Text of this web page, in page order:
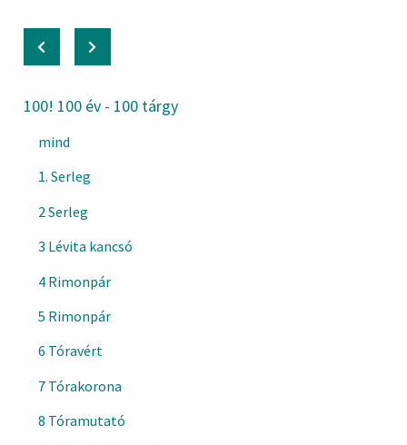
100! 100 év - 100 tárgy
mind
1. Serleg
2 Serleg
3 Lévita kancsó
4 Rimonpár
5 Rimonpár
6 Tóravért
7 Tórakorona
8 Tóramutató